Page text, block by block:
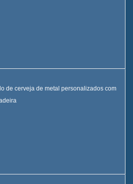
de cerveja de metal personalizados com